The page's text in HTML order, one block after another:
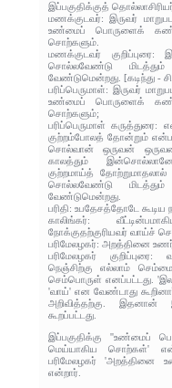
இப்பகுதிக்குத்
மணக்குடவர்: இருவர்
உண்மைப் பொருளைக்
சொற்களும்.
மணக்குடவர் குறிப்புரை:
சொல்லவேண்டு
வேண்டுமென்றது. [கடிந்து -
பரிப்பெருமாள்: இருவர்
உண்மைப் பொருளைக்
சொற்களும்;
பரிப்பெருமாள் கருத்துரை:
குற்றம்போலத் தோன்றும்
சொல்வான் ஒருவன்
காலத்தும்
குற்றமாய்த்
சொல்லவேண்டு
வேண்டுமென்றது.
பரிதி: உபதேசத்தோடே
காலிங்கர்:
நோக்குதற்குரியவர் வாய்ச்
பரிமேலழகர்: அறத்தினை
பரிமேலழகர்
நெஞ்சிற்கு எல்லாம்
செம்பொருள் எனப்பட்டது.
'வாய்' என வேண்டாது
அறிவித்தற்கு.
கூறப்பட்டது.
இப்பகுதிக்கு ''உண்மைப்
மெய்யாகிய சொற்கள்'
பரிமேலழகர் 'அறத்தினை
என்றார்.